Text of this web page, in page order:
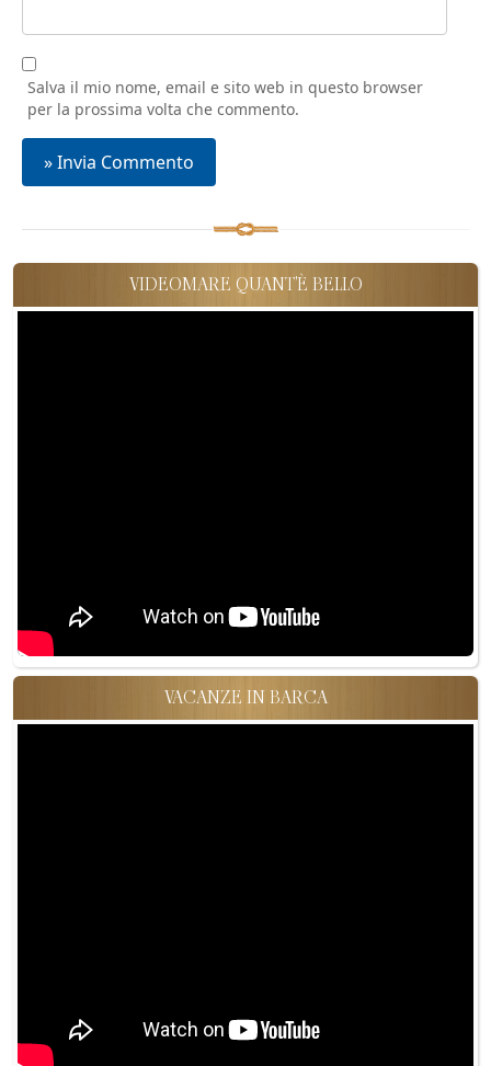
Salva il mio nome, email e sito web in questo browser
per la prossima volta che commento.
VIDEOMARE QUANT'È BELLO
VACANZE IN BARCA